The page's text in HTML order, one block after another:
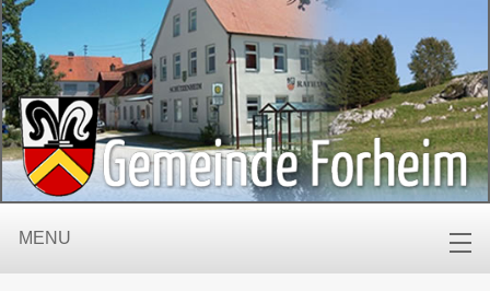
MENU